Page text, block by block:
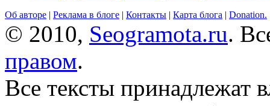
Об авторе | Реклама в блоге | Контакты | Карта блога | Donation.
© 2010, Seogramota.ru.
правом.
Все тексты принадлежат